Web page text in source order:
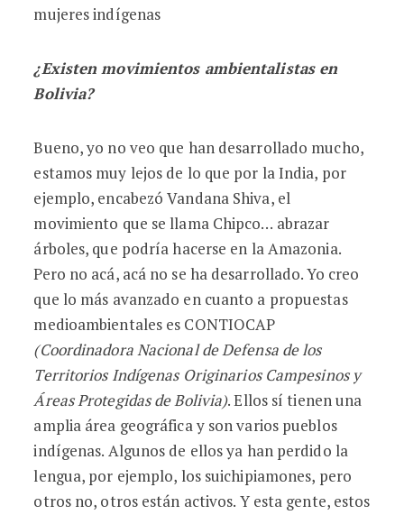
mujeres indígenas
¿Existen movimientos ambientalistas en
Bolivia?
Bueno, yo no veo que han desarrollado mucho,
estamos muy lejos de lo que por la India, por
ejemplo, encabezó Vandana Shiva, el
movimiento que se llama Chipco… abrazar
árboles, que podría hacerse en la Amazonia.
Pero no acá, acá no se ha desarrollado. Yo creo
que lo más avanzado en cuanto a propuestas
medioambientales es CONTIOCAP
(Coordinadora Nacional de Defensa de los
Territorios Indígenas Originarios Campesinos y
Áreas Protegidas de Bolivia). Ellos sí tienen una
amplia área geográfica y son varios pueblos
indígenas. Algunos de ellos ya han perdido la
lengua, por ejemplo, los suichipiamones, pero
otros no, otros están activos. Y esta gente, estos